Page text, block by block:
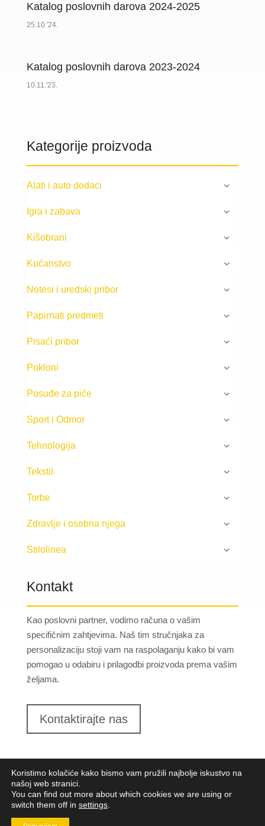
Katalog poslovnih darova 2024-2025
25.10.'24.
Katalog poslovnih darova 2023-2024
10.11.'23.
Kategorije proizvoda
Alati i auto dodaci
Igra i zabava
Kišobrani
Kućanstvo
Notesi i uredski pribor
Papirnati predmeti
Pisaći pribor
Pokloni
Posuđe za piće
Sport i Odmor
Tehnologija
Tekstil
Torbe
Zdravlje i osobna njega
Stilolinea
Kontakt
Kao poslovni partner, vodimo računa o vašim
specifičnim zahtjevima. Naš tim stručnjaka za
personalizaciju stoji vam na raspolaganju kako bi vam
pomogao u odabiru i prilagodbi proizvoda prema vašim
željama.
Kontaktirajte nas
Lungomare d.o.o.2023. Sva prava pridržana |
uvjeti poslovanja
Koristimo kolačiće kako bismo vam pružili najbolje iskustvo na
našoj web stranici.
You can find out more about which cookies we are using or
switch them off in settings